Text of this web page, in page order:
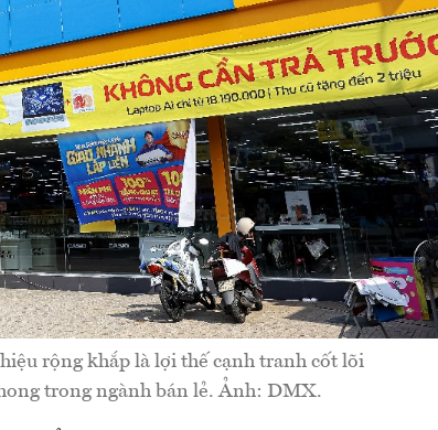
rộng khắp là lợi thế cạnh tranh cốt lõi
trong ngành bán lẻ. Ảnh: DMX.